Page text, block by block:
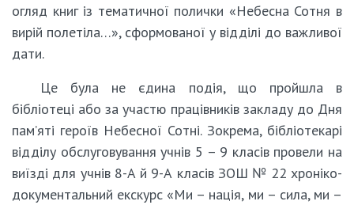
огляд книг із тематичної полички «Небесна Сотня в
вирій полетіла…», сформованої у відділі до важливої
дати.
Це була не єдина подія, що пройшла в
бібліотеці або за участю працівників закладу до Дня
пам’яті героїв Небесної Сотні. Зокрема, бібліотекарі
відділу обслуговування учнів 5 – 9 класів провели на
виїзді для учнів 8-А й 9-А класів ЗОШ № 22 хроніко-
документальний екскурс «Ми – нація, ми – сила, ми –